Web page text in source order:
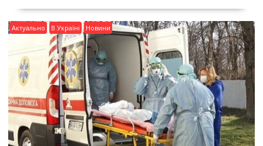
Актуально В Україні Новини